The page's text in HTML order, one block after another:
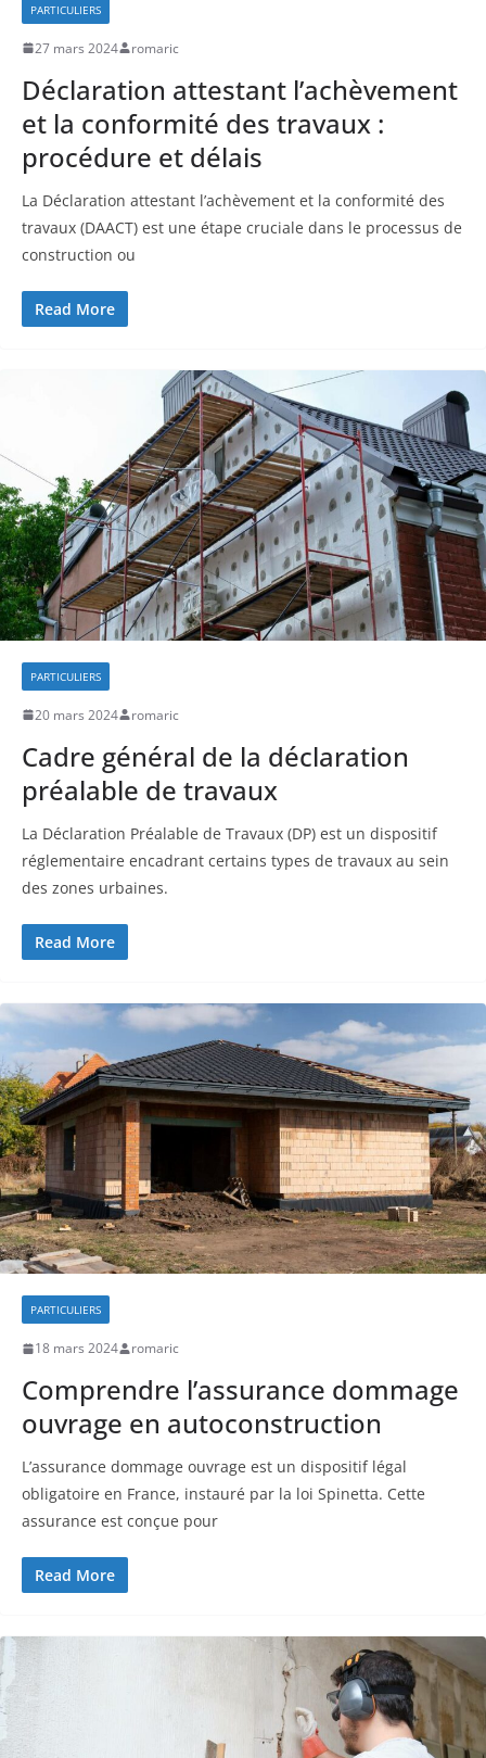
PARTICULIERS
27 mars 2024 romaric
Déclaration attestant l’achèvement
et la conformité des travaux :
procédure et délais
La Déclaration attestant l’achèvement et la conformité des
travaux (DAACT) est une étape cruciale dans le processus de
construction ou
Read More
PARTICULIERS
20 mars 2024 romaric
Cadre général de la déclaration
préalable de travaux
La Déclaration Préalable de Travaux (DP) est un dispositif
réglementaire encadrant certains types de travaux au sein
des zones urbaines.
Read More
PARTICULIERS
18 mars 2024 romaric
Comprendre l’assurance dommage
ouvrage en autoconstruction
L’assurance dommage ouvrage est un dispositif légal
obligatoire en France, instauré par la loi Spinetta. Cette
assurance est conçue pour
Read More